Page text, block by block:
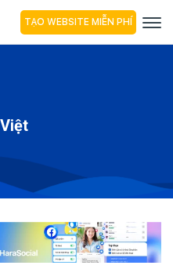
TẠO WEBSITE MIỄN PHÍ